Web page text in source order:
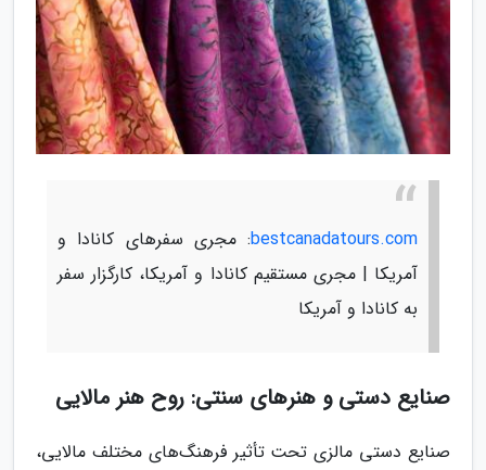
bestcanadatours.com: مجری سفرهای کانادا و
آمریکا | مجری مستقیم کانادا و آمریکا، کارگزار سفر
به کانادا و آمریکا
صنایع دستی و هنرهای سنتی: روح هنر مالایی
صنایع دستی مالزی تحت تأثیر فرهنگ‌های مختلف مالایی،